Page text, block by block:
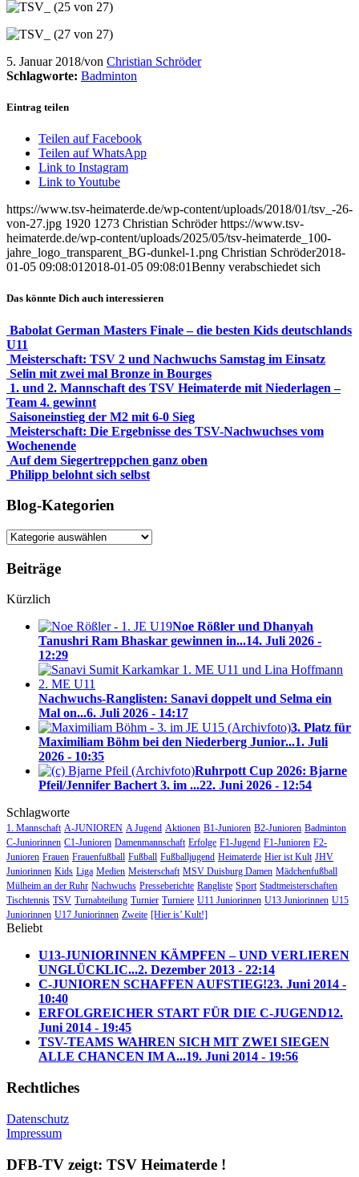
5. Januar 2018/von Christian Schröder
Schlagworte: Badminton
Eintrag teilen
Teilen auf Facebook
Teilen auf WhatsApp
Link to Instagram
Link to Youtube
https://www.tsv-heimaterde.de/wp-content/uploads/2018/01/tsv_-26-
von-27.jpg 1920 1273 Christian Schröder https://www.tsv-
heimaterde.de/wp-content/uploads/2025/05/tsv-heimaterde_100-
jahre_logo_transparent_BG-dunkel-1.png Christian Schröder2018-
01-05 09:08:01 2018-01-05 09:08:01Benny verabschiedet sich
Das könnte Dich auch interessieren
Babolat German Masters Finale – die besten Kids deutschlands
U11
Meisterschaft: TSV 2 und Nachwuchs Samstag im Einsatz
Selin mit zwei mal Bronze in Bourges
1. und 2. Mannschaft des TSV Heimaterde mit Niederlagen –
Team 4. gewinnt
Saisoneinstieg der M2 mit 6-0 Sieg
Meisterschaft: Die Ergebnisse des TSV-Nachwuchses vom
Wochenende
Auf dem Siegertreppchen ganz oben
Philipp belohnt sich selbst
Blog-Kategorien
Blog-
Beiträge
Kürzlich
Noe Rößler und Dhanyah
Tanushri Ram Bhaskar gewinnen in...14. Juli 2026 -
12:29
Nachwuchs-Ranglisten: Sanavi doppelt und Selma ein
Mal on...6. Juli 2026 - 14:17
3. Platz für
Maximiliam Böhm bei den Niederberg Junior...1. Juli
2026 - 10:35
Ruhrpott Cup 2026: Bjarne
Pfeil/Jennifer Bachert 3. im ...22. Juni 2026 - 12:54
Schlagworte
1. Mannschaft A-JUNIOREN A Jugend Aktionen B1-Junioren B2-Junioren Badminton
C-Juniorinnen C1-Junioren Damenmannschaft Erfolge F1-Jugend F1-Junioren F2-
Junioren Frauen Frauenfußball Fußball Fußballjugend Heimaterde Hier ist Kult JHV
Juniorinnen Kids Liga Medien Meisterschaft MSV Duisburg Damen Mädchenfußball
Mülheim an der Ruhr Nachwuchs Presseberichte Rangliste Sport Stadtmeisterschaften
Tischtennis TSV Turnabteilung Turnier Turniere U11 Juniorinnen U13 Juniorinnen U15
Juniorinnen U17 Juniorinnen Zweite [Hier is’ Kult!]
Beliebt
U13-JUNIORINNEN KÄMPFEN – UND VERLIEREN
UNGLÜCKLIC...2. Dezember 2013 - 22:14
C-JUNIOREN SCHAFFEN AUFSTIEG!23. Juni 2014 -
10:40
ERFOLGREICHER START FÜR DIE C-JUGEND12.
Juni 2014 - 19:45
TSV-TEAMS WAHREN SICH MIT ZWEI SIEGEN
ALLE CHANCEN IM A...19. Juni 2014 - 19:56
Rechtliches
Datenschutz
Impressum
DFB-TV zeigt: TSV Heimaterde !